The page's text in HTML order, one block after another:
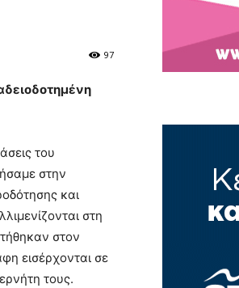
97
του
στην
και
στη
στον
εισέρχονται σε
τους.